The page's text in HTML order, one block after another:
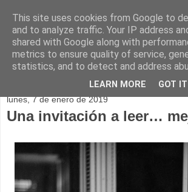
lunes, 7 de enero de 2019
Una invitación a leer…
This site uses cookies from Google to
and to analyze traffic. Your IP address
shared with Google along with
metrics to ensure quality of service,
statistics, and to detect and address
LEARN MORE GOT IT